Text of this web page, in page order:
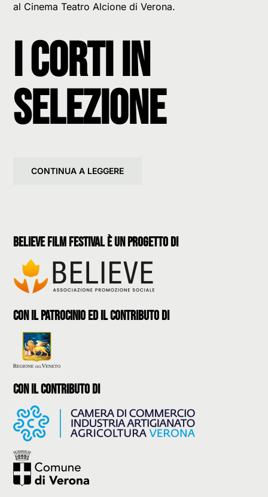
al Cinema Teatro Alcione di Verona.
I corti in
selezione
CONTINUA A LEGGERE
believe film festival è un progetto di
con il patrocinio ed il contributo di
con il contributo di